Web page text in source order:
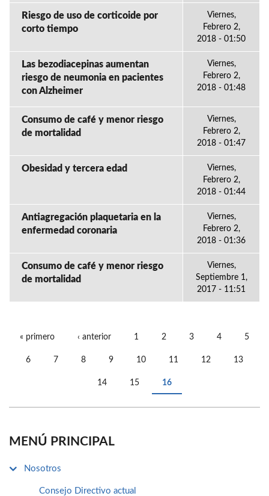
Riesgo de uso de corticoide por
corto tiempo
Viernes,
Febrero 2,
2018 - 01:50
Las bezodiacepinas aumentan
riesgo de neumonia en pacientes
con Alzheimer
Viernes,
Febrero 2,
2018 - 01:48
Consumo de café y menor riesgo
de mortalidad
Viernes,
Febrero 2,
2018 - 01:47
Obesidad y tercera edad
Viernes,
Febrero 2,
2018 - 01:44
Antiagregación plaquetaria en la
enfermedad coronaria
Viernes,
Febrero 2,
2018 - 01:36
Consumo de café y menor riesgo
de mortalidad
Viernes,
Septiembre 1,
2017 - 11:51
« primero ‹ anterior 1 2 3 4 5
6 7 8 9 10 11 12 13
14 15 16
MENÚ PRINCIPAL
Nosotros
Consejo Directivo actual